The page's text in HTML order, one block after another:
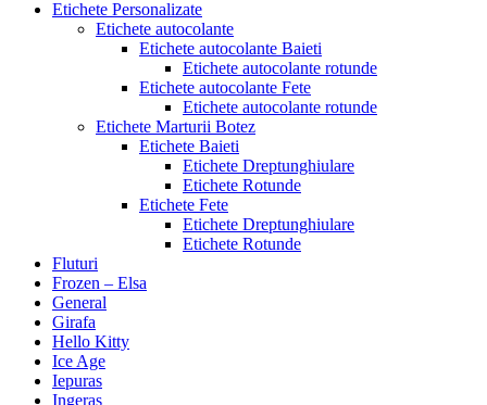
Etichete Personalizate
Etichete autocolante
Etichete autocolante Baieti
Etichete autocolante rotunde
Etichete autocolante Fete
Etichete autocolante rotunde
Etichete Marturii Botez
Etichete Baieti
Etichete Dreptunghiulare
Etichete Rotunde
Etichete Fete
Etichete Dreptunghiulare
Etichete Rotunde
Fluturi
Frozen – Elsa
General
Girafa
Hello Kitty
Ice Age
Iepuras
Ingeras